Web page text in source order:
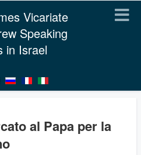
Vicariate
Speaking
in Israel
al Papa per la